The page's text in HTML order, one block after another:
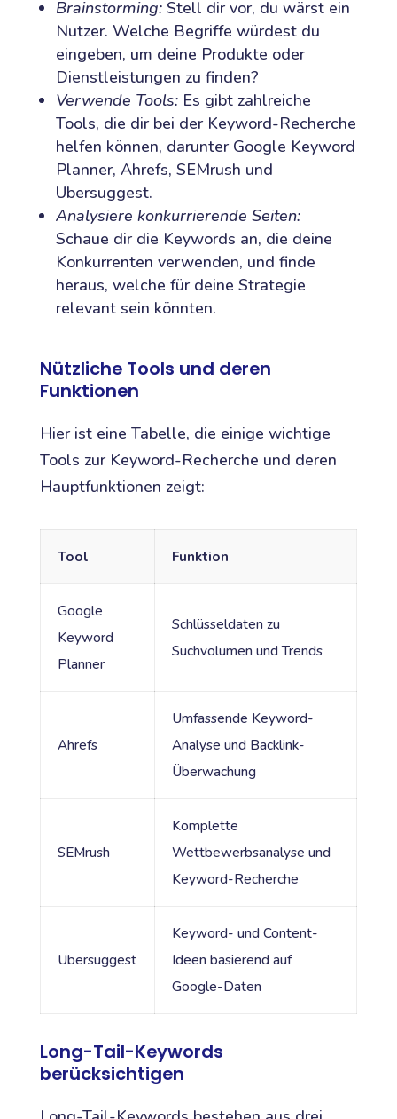
Brainstorming:Stell dir vor, du wärst ein
Nutzer. Welche Begriffe würdest du
eingeben, um deine Produkte oder
Dienstleistungen zu finden?
Verwende Tools:Es gibt zahlreiche
Tools, die dir bei der Keyword-Recherche
helfen können, darunter Google Keyword
Planner, Ahrefs, SEMrush und
Ubersuggest.
Analysiere konkurrierende Seiten:
Schaue dir die Keywords an, die deine
Konkurrenten verwenden, und finde
heraus, welche für deine Strategie
relevant sein könnten.
Nützliche Tools und deren
Funktionen
Hier ist eine Tabelle, die einige wichtige
Tools zur Keyword-Recherche und deren
Hauptfunktionen zeigt:
Tool Funktion
Google
Keyword
Planner
Schlüsseldaten zu
Suchvolumen und Trends
Ahrefs
Umfassende Keyword-
Analyse und Backlink-
Überwachung
SEMrush
Komplette
Wettbewerbsanalyse und
Keyword-Recherche
Ubersuggest
Keyword- und Content-
Ideen basierend auf
Google-Daten
Long-Tail-Keywords
berücksichtigen